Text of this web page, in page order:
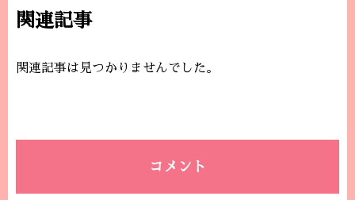
関連記事
関連記事は見つかりませんでした。
コメント